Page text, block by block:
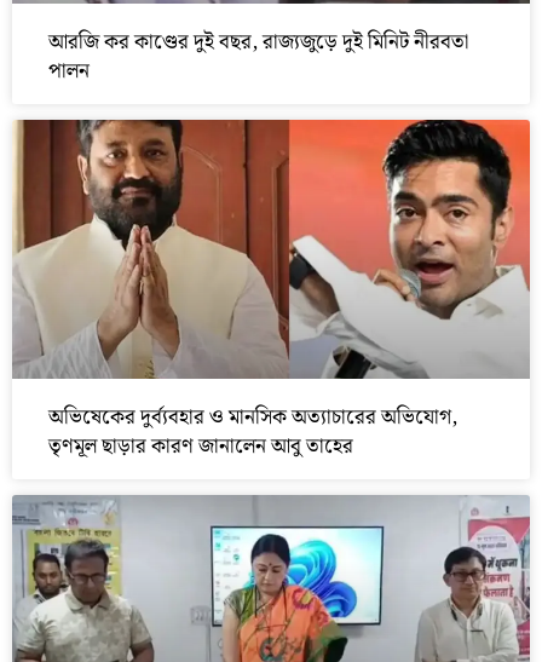
আরজি কর কাণ্ডের দুই বছর, রাজ্যজুড়ে দুই মিনিট নীরবতা
পালন
অভিষেকের দুর্ব্যবহার ও মানসিক অত্যাচারের অভিযোগ,
তৃণমূল ছাড়ার কারণ জানালেন আবু তাহের